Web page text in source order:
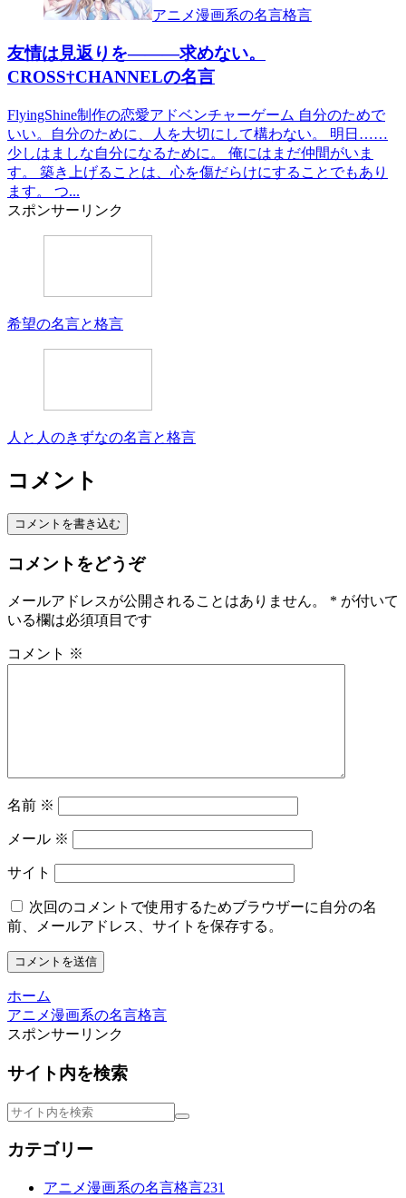
アニメ漫画系の名言格言
友情は見返りを―――求めない。
CROSS†CHANNELの名言
FlyingShine制作の恋愛アドベンチャーゲーム 自分のためで
いい。自分のために、人を大切にして構わない。 明日……
少しはましな自分になるために。 俺にはまだ仲間がいま
す。 築き上げることは、心を傷だらけにすることでもあり
ます。 つ...
スポンサーリンク
希望の名言と格言
人と人のきずなの名言と格言
コメント
コメントを書き込む
コメントをどうぞ
メールアドレスが公開されることはありません。 * が付いて
いる欄は必須項目です
コメント ※
名前 ※
メール ※
サイト
次回のコメントで使用するためブラウザーに自分の名
前、メールアドレス、サイトを保存する。
ホーム
アニメ漫画系の名言格言
スポンサーリンク
サイト内を検索
カテゴリー
アニメ漫画系の名言格言231